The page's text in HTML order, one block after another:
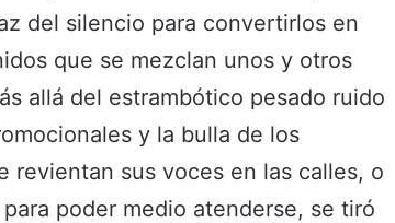
del silencio para convertirlos en
que se mezclan unos y otros
allá del estrambótico pesado ruido
y la bulla de los
revientan sus voces en las calles, o
poder medio atenderse, se tiró